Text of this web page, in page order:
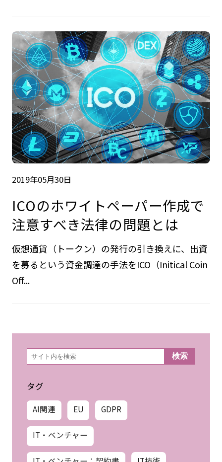
2019年05月30日
ICOのホワイトペーパー作成で
注意すべき法律の問題とは
仮想通貨（トークン）の発行の引き換えに、出資
を募るという資金調達の手法をICO（Initical Coin
Off...
検
索 検索
タグ
AI関連 EU GDPR
IT・ベンチャー